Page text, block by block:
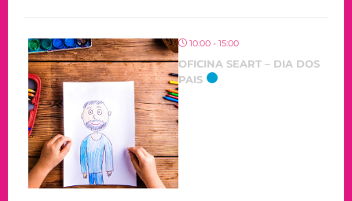
10:00 - 15:00
OFICINA SEART – DIA DOS
PAIS